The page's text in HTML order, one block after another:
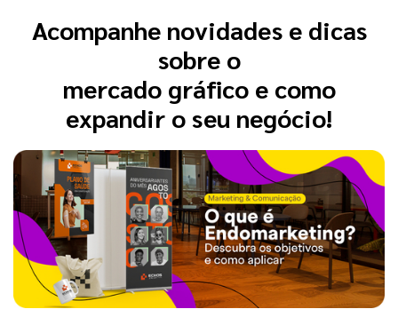
Acompanhe novidades e dicas
sobre o
mercado gráfico e como
expandir o seu negócio!